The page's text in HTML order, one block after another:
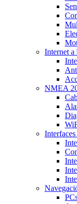
Internet
NMEA